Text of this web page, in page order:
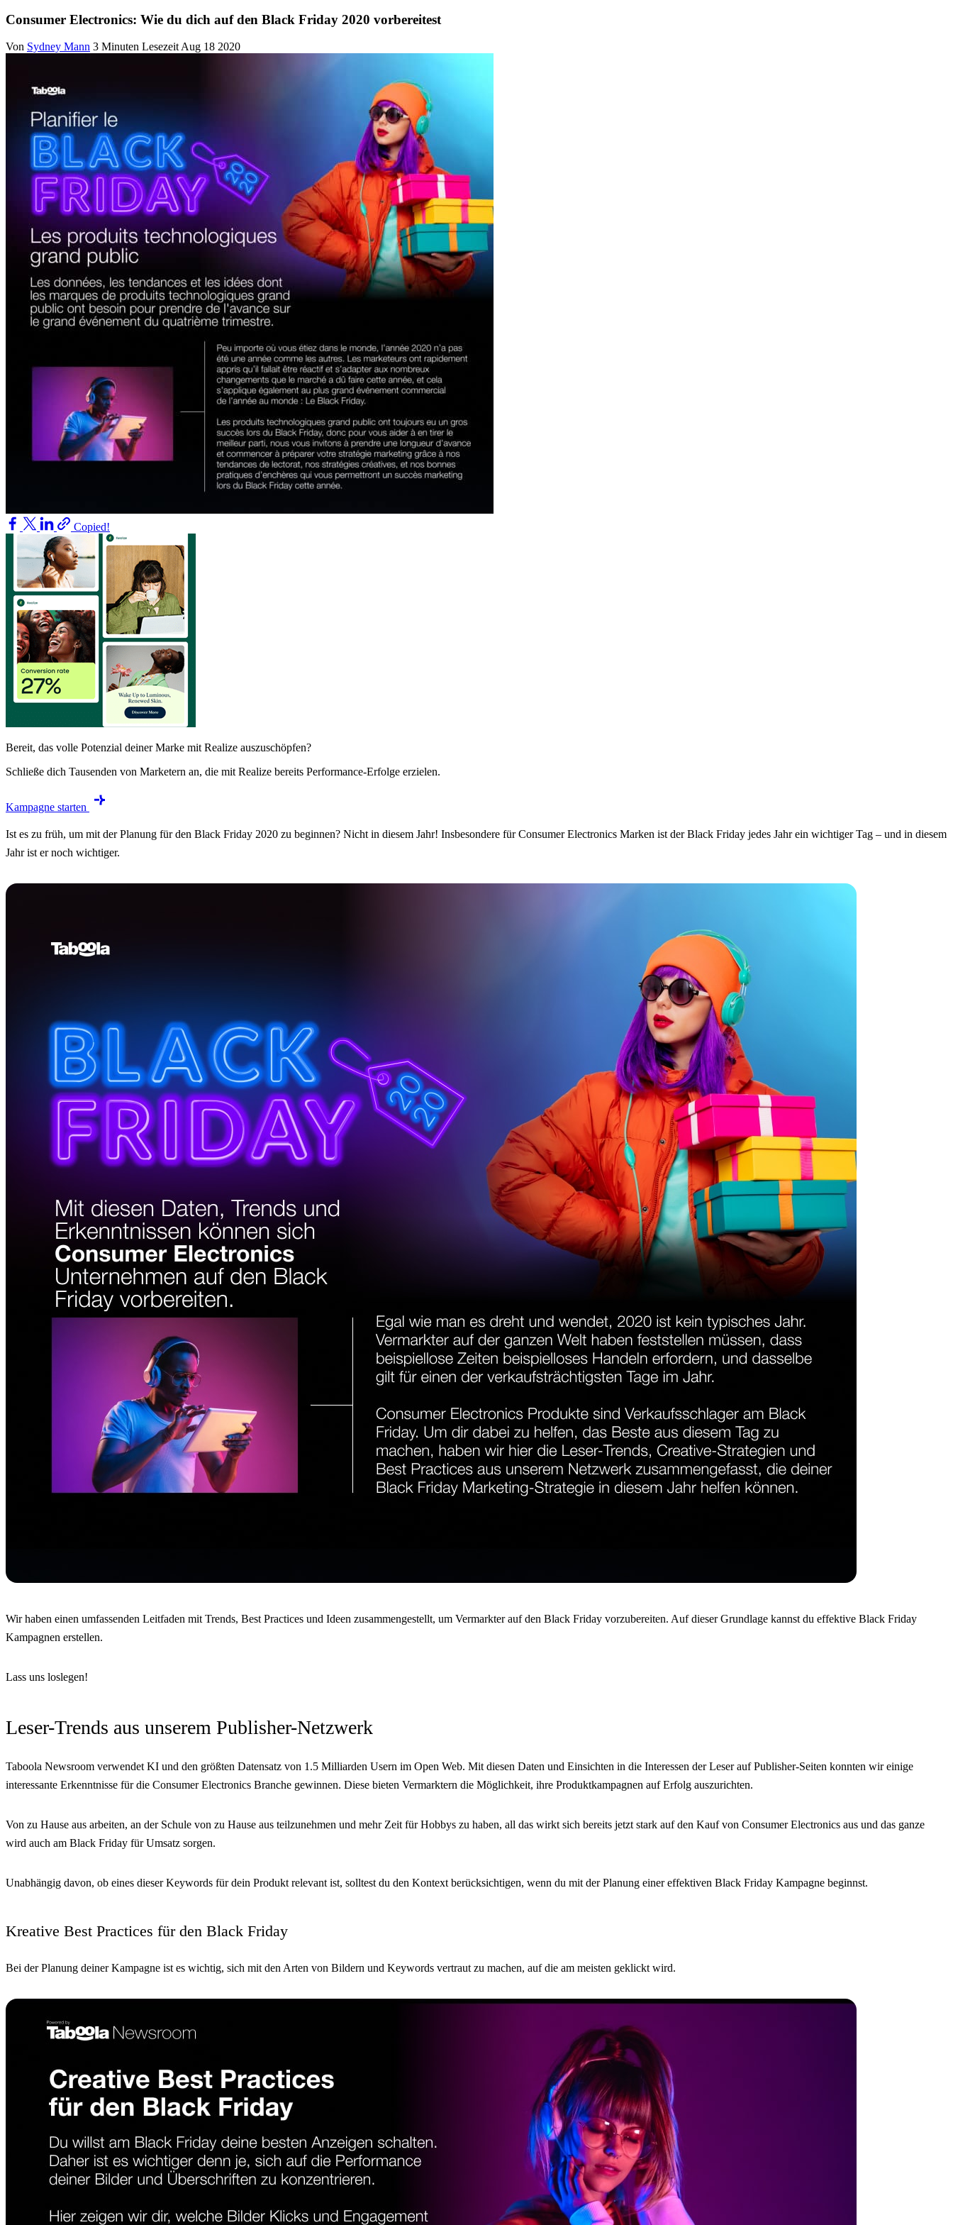
Consumer Electronics: Wie du dich auf den Black Friday 2020 vorbereitest
Von Sydney Mann 3 Minuten LesezeitAug 18 2020
Copied!
Bereit, das volle Potenzial deiner Marke mit Realize auszuschöpfen?
Schließe dich Tausenden von Marketern an, die mit Realize bereits Performance-Erfolge erzielen.
Kampagne starten
Ist es zu früh, um mit der Planung für den Black Friday 2020 zu beginnen? Nicht in diesem Jahr! Insbesondere für Consumer Electronics Marken ist der Black Friday jedes Jahr ein wichtiger Tag – und in diesem
Jahr ist er noch wichtiger.
Wir haben einen umfassenden Leitfaden mit Trends, Best Practices und Ideen zusammengestellt, um Vermarkter auf den Black Friday vorzubereiten. Auf dieser Grundlage kannst du effektive Black Friday
Kampagnen erstellen.
Lass uns loslegen!
Leser-Trends aus unserem Publisher-Netzwerk
Taboola Newsroom verwendet KI und den größten Datensatz von 1.5 Milliarden Usern im Open Web. Mit diesen Daten und Einsichten in die Interessen der Leser auf Publisher-Seiten konnten wir einige
interessante Erkenntnisse für die Consumer Electronics Branche gewinnen. Diese bieten Vermarktern die Möglichkeit, ihre Produktkampagnen auf Erfolg auszurichten.
Von zu Hause aus arbeiten, an der Schule von zu Hause aus teilzunehmen und mehr Zeit für Hobbys zu haben, all das wirkt sich bereits jetzt stark auf den Kauf von Consumer Electronics aus und das ganze
wird auch am Black Friday für Umsatz sorgen.
Unabhängig davon, ob eines dieser Keywords für dein Produkt relevant ist, solltest du den Kontext berücksichtigen, wenn du mit der Planung einer effektiven Black Friday Kampagne beginnst.
Kreative Best Practices für den Black Friday
Bei der Planung deiner Kampagne ist es wichtig, sich mit den Arten von Bildern und Keywords vertraut zu machen, auf die am meisten geklickt wird.